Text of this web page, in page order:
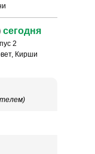
2
Кирши
сегодня